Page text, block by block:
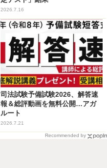
2026.7.16
司法試験予備試験2026、解答速
報＆総評動画を無料公開…アガ
ルート
2026.7.21
Recommended by